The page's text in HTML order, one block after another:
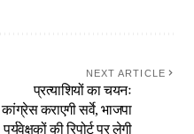
NEXT ARTICLE
प्रत्याशियों का चयनः
कांग्रेस कराएगी सर्वे, भाजपा
पर्यवेक्षकों की रिपोर्ट पर लेगी